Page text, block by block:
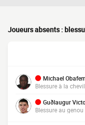
Joueurs absents :
Michael
Blessure à la
Guðlaugur
Blessure au genou